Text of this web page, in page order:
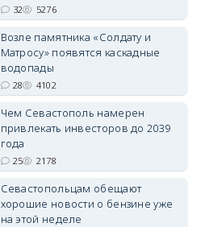
32 5276
Возле памятника «Солдату и
Матросу» появятся каскадные
водопады
28 4102
Чем Севастополь намерен
привлекать инвесторов до 2039
года
25 2178
Севастопольцам обещают
хорошие новости о бензине уже
на этой неделе